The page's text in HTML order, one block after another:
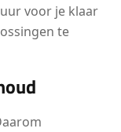
voor je klaar
te